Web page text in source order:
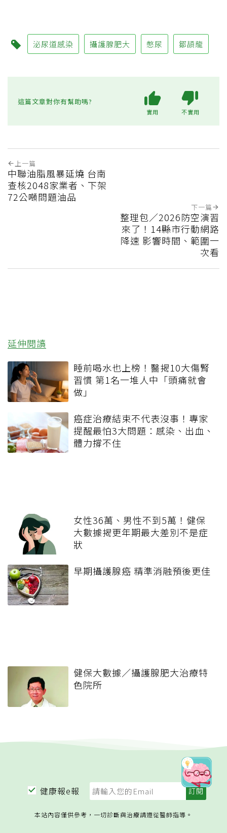
泌尿道感染 攝護腺肥大 憋尿 鄒頡龍
這篇文章對你有幫助嗎?
實用 不實用
上一篇
中聯油脂風暴延燒 台南
查核2048家業者、下架
72公噸問題油品
下一篇
整理包／2026防空演習
來了！14縣市行動網路
降速 影響時間、範圍一
次看
延伸閱讀
睡前喝水也上榜！醫揭10大傷腎
習慣 第1名一堆人中「頭痛就會
做」
癌症治療結束不代表沒事！專家
提醒最怕3大問題：感染、出血、
體力撐不住
女性36萬、男性不到5萬！健保
大數據揭更年期最大差別不是症
狀
早期攝護腺癌 精準消融預後更佳
健保大數據／攝護腺肥大治療特
色院所
健康報e報
本站內容僅供參考，一切診斷與治療請遵從醫師指導。